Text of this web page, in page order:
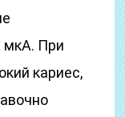
мкА. При
кариес,